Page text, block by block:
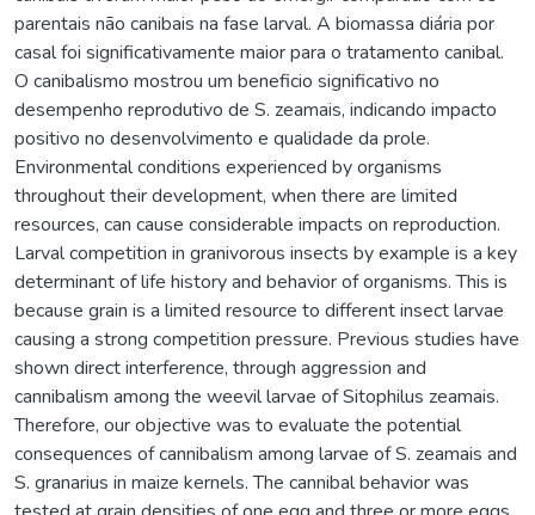
parentais não canibais na fase larval. A biomassa diária por
casal foi significativamente maior para o tratamento canibal.
O canibalismo mostrou um beneficio significativo no
desempenho reprodutivo de S. zeamais, indicando impacto
positivo no desenvolvimento e qualidade da prole.
Environmental conditions experienced by organisms
throughout their development, when there are limited
resources, can cause considerable impacts on reproduction.
Larval competition in granivorous insects by example is a key
determinant of life history and behavior of organisms. This is
because grain is a limited resource to different insect larvae
causing a strong competition pressure. Previous studies have
shown direct interference, through aggression and
cannibalism among the weevil larvae of Sitophilus zeamais.
Therefore, our objective was to evaluate the potential
consequences of cannibalism among larvae of S. zeamais and
S. granarius in maize kernels. The cannibal behavior was